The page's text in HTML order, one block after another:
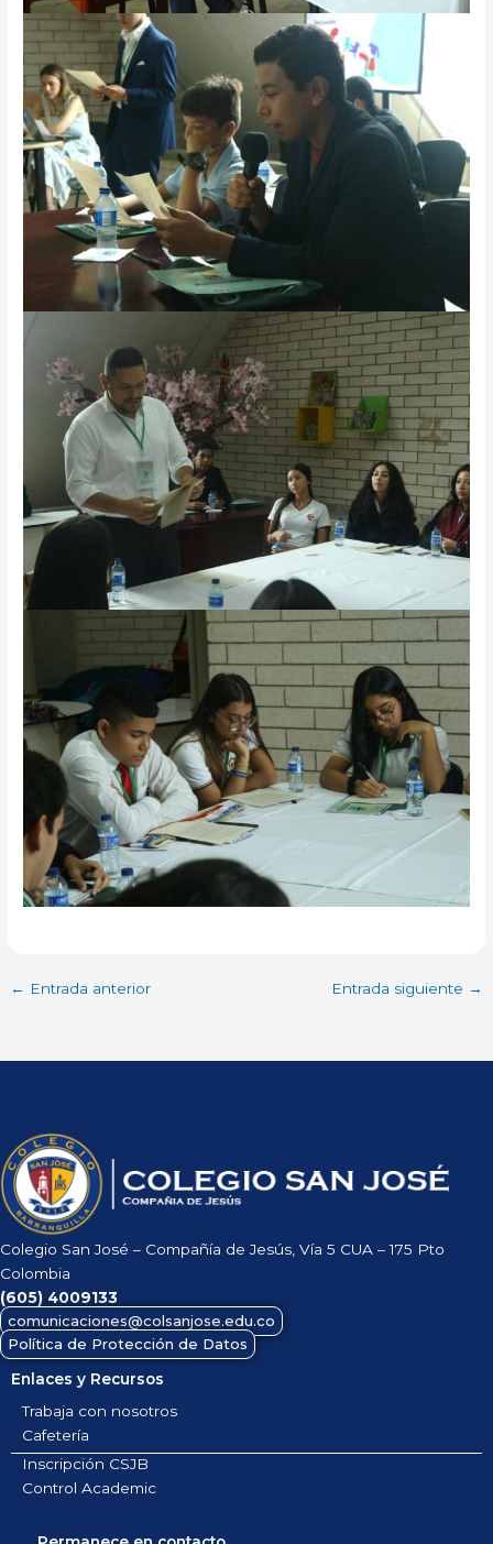
← Entrada anterior Entrada siguiente →
Colegio San José – Compañía de Jesús, Vía 5 CUA – 175 Pto
Colombia
(605) 4009133
comunicaciones@colsanjose.edu.co
Política de Protección de Datos
Enlaces y Recursos
Trabaja con nosotros
Cafetería
Inscripción CSJB
Control Academic